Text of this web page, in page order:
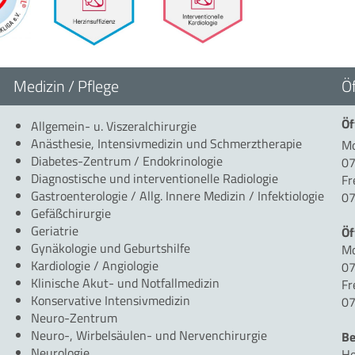
Medizin / Pflege
Allgemein- u. Viszeralchirurgie
Anästhesie, Intensivmedizin und Schmerztherapie
Diabetes-Zentrum / Endokrinologie
Diagnostische und interventionelle Radiologie
Gastroenterologie / Allg. Innere Medizin / Infektiologie
Gefäßchirurgie
Geriatrie
Gynäkologie und Geburtshilfe
Kardiologie / Angiologie
Klinische Akut- und Notfallmedizin
Konservative Intensivmedizin
Neuro-Zentrum
Neuro-, Wirbelsäulen- und Nervenchirurgie